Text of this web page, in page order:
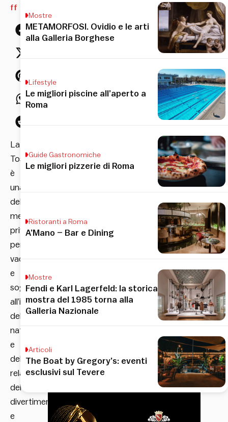
ff
La
Toscana
è
una
delle
mete
privilegiate
per
vacanze
e
soggiorni
all’insegna
della
natura
e
del
relax,
del
divertimento
e
Mostre
METAMORFOSI. Ovidio e le arti
alla Galleria Borghese
Lifestyle
Le migliori piscine all’aperto a
Roma
Guide Gastronomiche
Le migliori pizzerie di Roma
Ristoranti a Roma
A’Mano – Bar e Dining
Mostre
Fendi e Karl Lagerfeld: la storica
mostra del 1985 torna alla
Galleria Nazionale
Articoli
The Boat by Gregory’s: eventi
esclusivi sul Tevere